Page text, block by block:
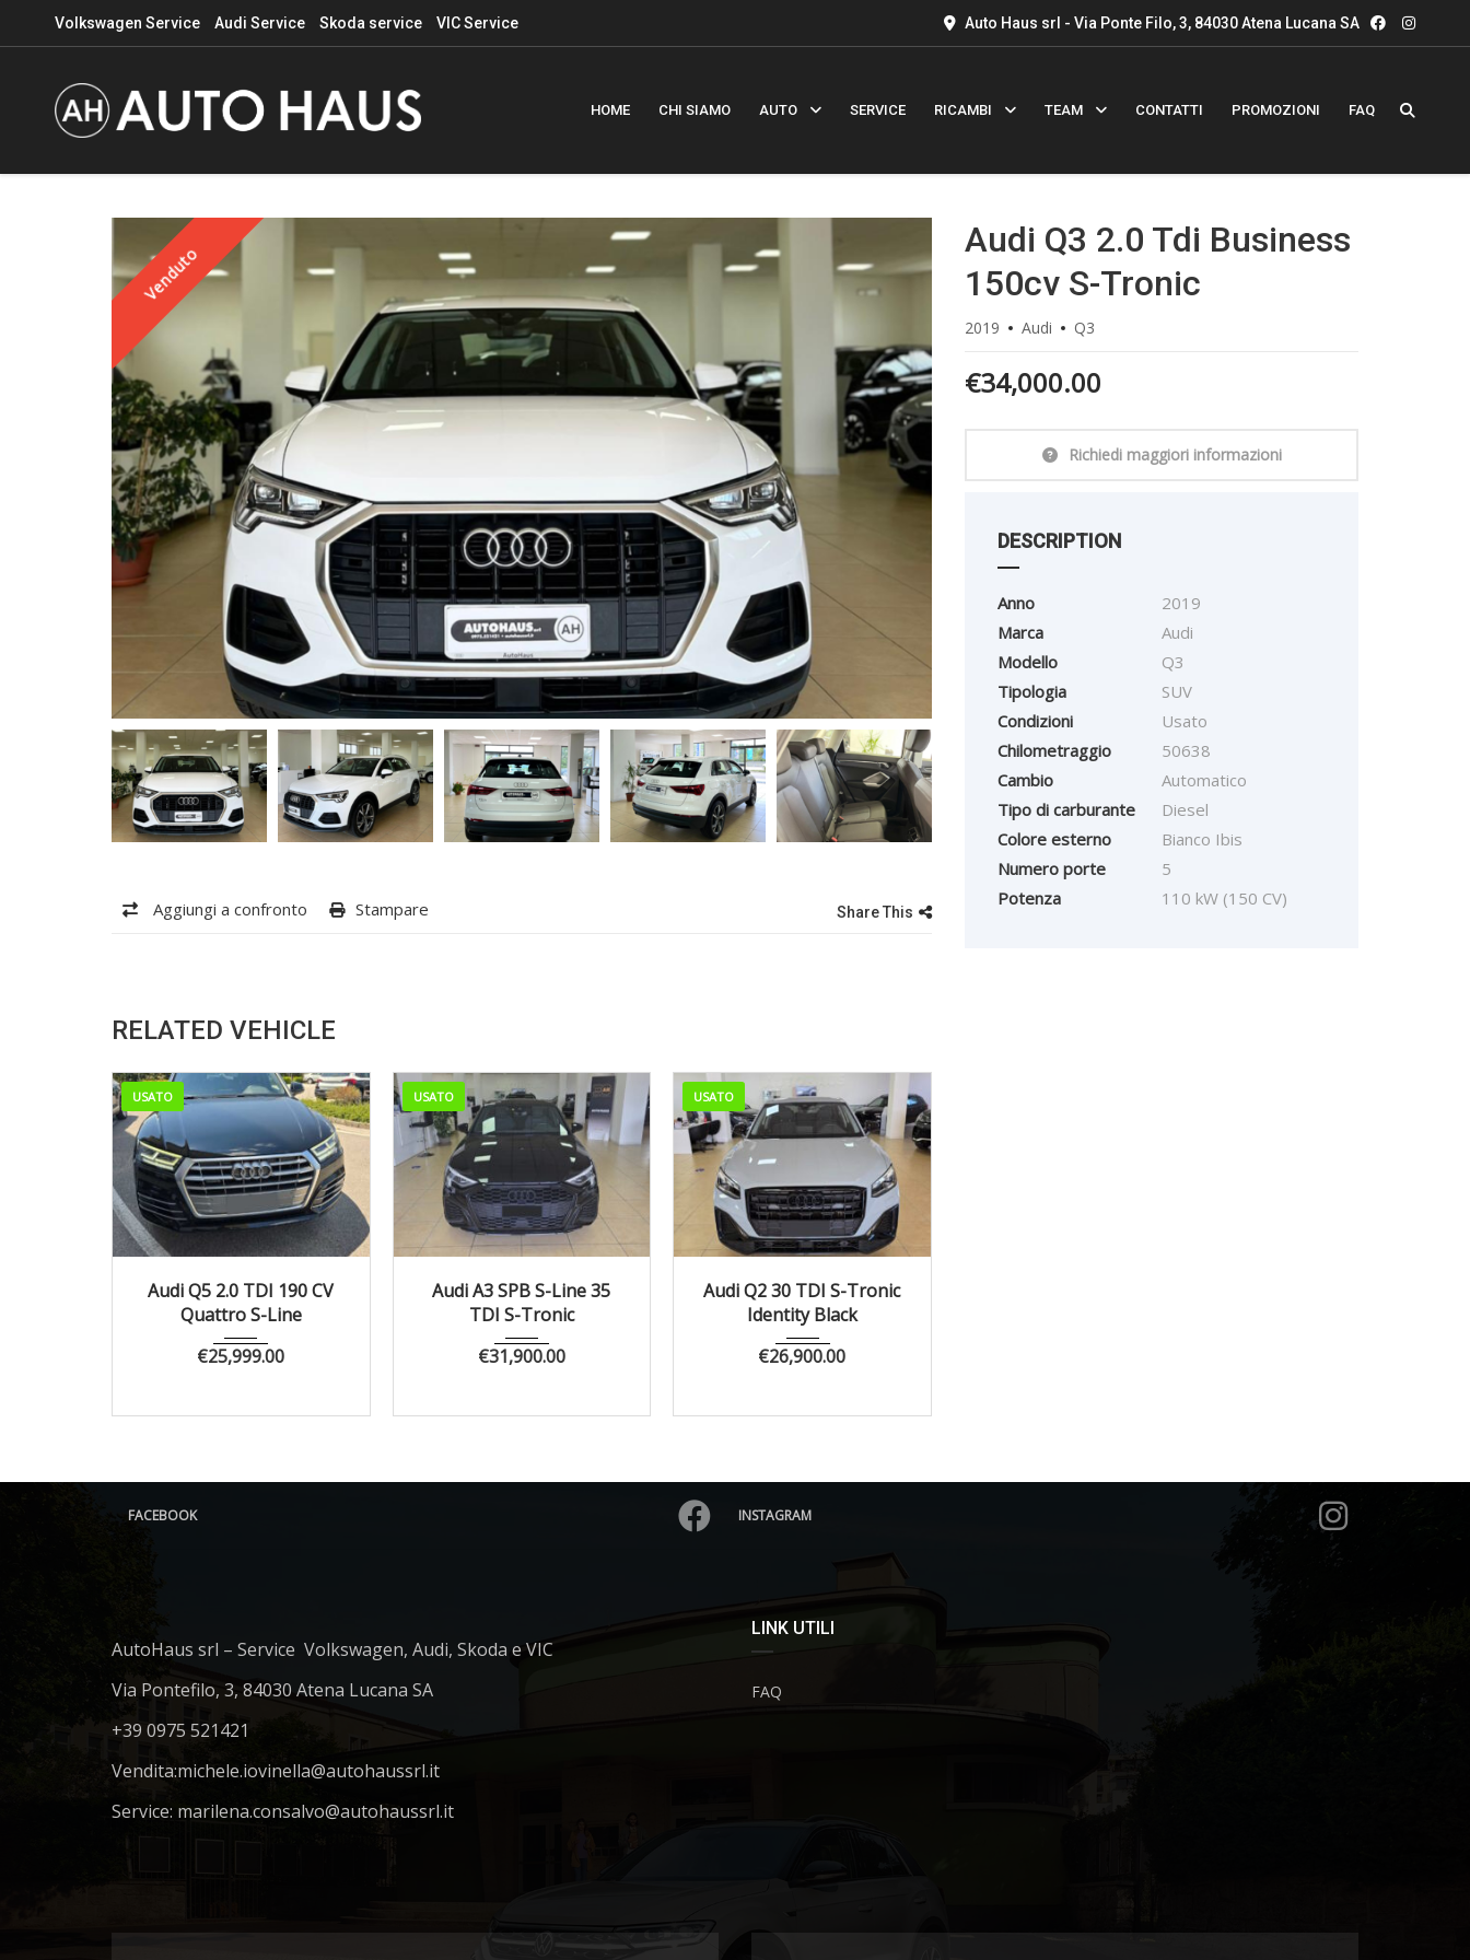
Volkswagen Service Audi Service Skoda service VIC Service Auto Haus srl - Via Ponte Filo, 3, 84030 Atena Lucana SA
HOME CHI SIAMO AUTO SERVICE RICAMBI TEAM CONTATTI PROMOZIONI FAQ
Venduto
Aggiungi a confronto Stampare Share This
RELATED VEHICLE
USATO
2018 Autom... 126161
Audi Q5 2.0 TDI 190 CV
Quattro S-Line
€25,999.00
USATO
2023 Autom... 79283
Audi A3 SPB S-Line 35
TDI S-Tronic
€31,900.00
USATO
2024 Autom... 68084
Audi Q2 30 TDI S-Tronic
Identity Black
€26,900.00
Audi Q3 2.0 Tdi Business
150cv S-Tronic
2019 Audi Q3
€34,000.00
Richiedi maggiori informazioni
DESCRIPTION
Anno
2019
Marca
Audi
Modello
Q3
Tipologia
SUV
Condizioni
Usato
Chilometraggio
50638
Cambio
Automatico
Tipo di carburante
Diesel
Colore esterno
Bianco Ibis
Numero porte
5
Potenza
110 kW (150 CV)
FACEBOOK INSTAGRAM
AutoHaus srl – Service Volkswagen, Audi, Skoda e VIC
Via Pontefilo, 3, 84030 Atena Lucana SA
+39 0975 521421
Vendita:michele.iovinella@autohaussrl.it
Service: marilena.consalvo@autohaussrl.it
LINK UTILI
FAQ